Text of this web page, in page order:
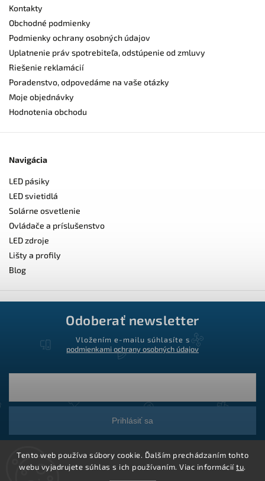
Tento web používa súbory cookie. Ďalším prechádzaním tohto
webu vyjadrujete súhlas s ich používaním. Viac informáciítu.
Kontakty
Obchodné podmienky
Podmienky ochrany osobných údajov
Uplatnenie práv spotrebiteľa, odstúpenie od zmluvy
Riešenie reklamácií
Poradenstvo, odpovedáme na vaše otázky
Moje objednávky
Hodnotenia obchodu
Navigácia
LED pásiky
LED svietidlá
Solárne osvetlenie
Ovládače a príslušenstvo
LED zdroje
Lišty a profily
Blog
Odoberať newsletter
Vložením e-mailu súhlasíte s
podmienkami ochrany osobných údajov
Prihlásiť sa